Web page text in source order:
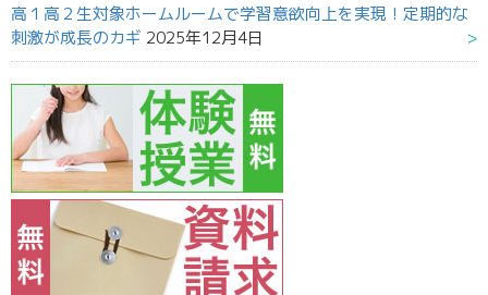
高１高２生対象ホームルームで学習意欲向上を実現！定期的な
刺激が成長のカギ 2025年12月4日